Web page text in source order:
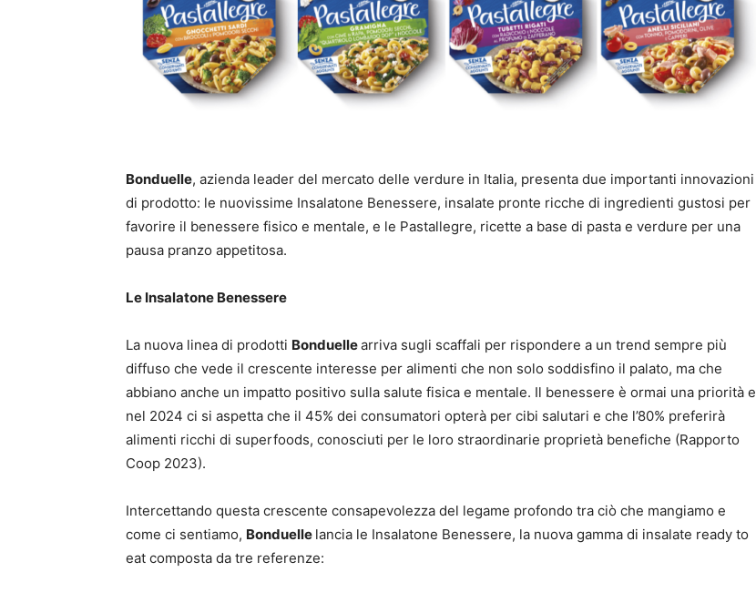
Bonduelle, azienda leader del mercato delle verdure in Italia, presenta due importanti innovazioni
di prodotto: le nuovissime Insalatone Benessere, insalate pronte ricche di ingredienti gustosi per
favorire il benessere fisico e mentale, e le Pastallegre, ricette a base di pasta e verdure per una
pausa pranzo appetitosa.
Le Insalatone Benessere
La nuova linea di prodotti Bonduellearriva sugli scaffali per rispondere a un trend sempre più
diffuso che vede il crescente interesse per alimenti che non solo soddisfino il palato, ma che
abbiano anche un impatto positivo sulla salute fisica e mentale. Il benessere è ormai una priorità e
nel 2024 ci si aspetta che il 45% dei consumatori opterà per cibi salutari e che l’80% preferirà
alimenti ricchi di superfoods, conosciuti per le loro straordinarie proprietà benefiche (Rapporto
Coop 2023).
Intercettando questa crescente consapevolezza del legame profondo tra ciò che mangiamo e
come ci sentiamo, Bonduelle lancia le Insalatone Benessere, la nuova gamma di insalate ready to
eat composta da tre referenze: